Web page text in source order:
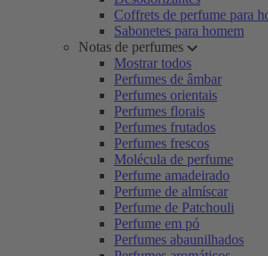
Coffrets de perfume para
Sabonetes para homem
Notas de perfumes
Mostrar todos
Perfumes de âmbar
Perfumes orientais
Perfumes florais
Perfumes frutados
Perfumes frescos
Molécula de perfume
Perfume amadeirado
Perfume de almíscar
Perfume de Patchouli
Perfume em pó
Perfumes abaunilhados